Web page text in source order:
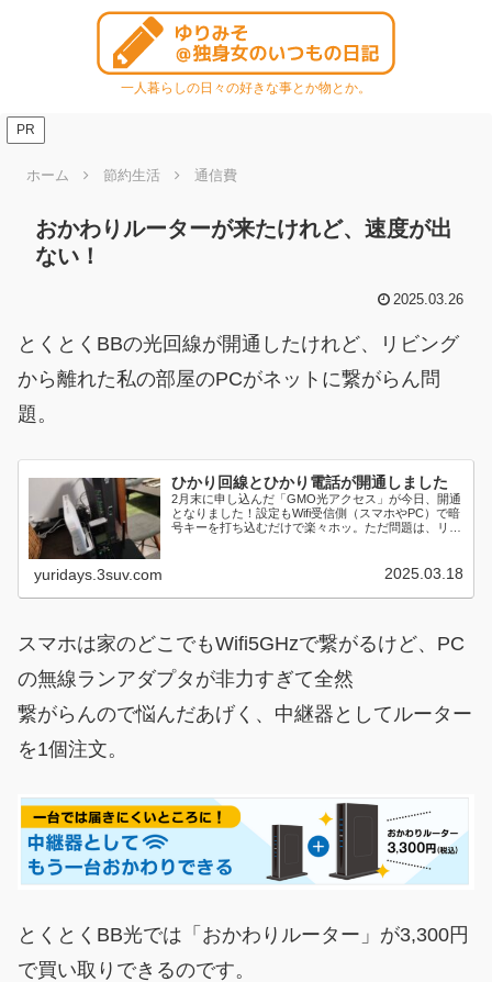
一人暮らしの日々の好きな事とか物とか。
PR
ホーム 節約生活 通信費
おかわりルーターが来たけれど、速度が出
ない！
2025.03.26
とくとくBBの光回線が開通したけれど、リビング
から離れた私の部屋のPCがネットに繋がらん問
題。
ひかり回線とひかり電話が開通しました
2月末に申し込んだ「GMO光アクセス」が今日、開通
となりました！設定もWifi受信側（スマホやPC）で暗
号キーを打ち込むだけで楽々ホッ。ただ問題は、リビ
yuridays.3suv.com 2025.03.18
スマホは家のどこでもWifi5GHzで繋がるけど、PC
の無線ランアダプタが非力すぎて全然
繋がらんので悩んだあげく、中継器としてルーター
を1個注文。
とくとくBB光では「おかわりルーター」が3,300円
で買い取りできるのです。